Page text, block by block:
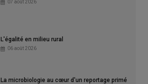
07 août 2026
L'égalité en milieu rural
06 août 2026
La microbiologie au cœur d'un reportage primé